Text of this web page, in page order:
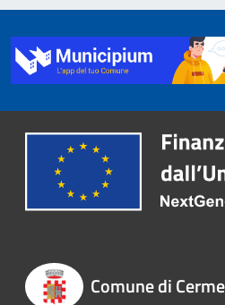
Comune di